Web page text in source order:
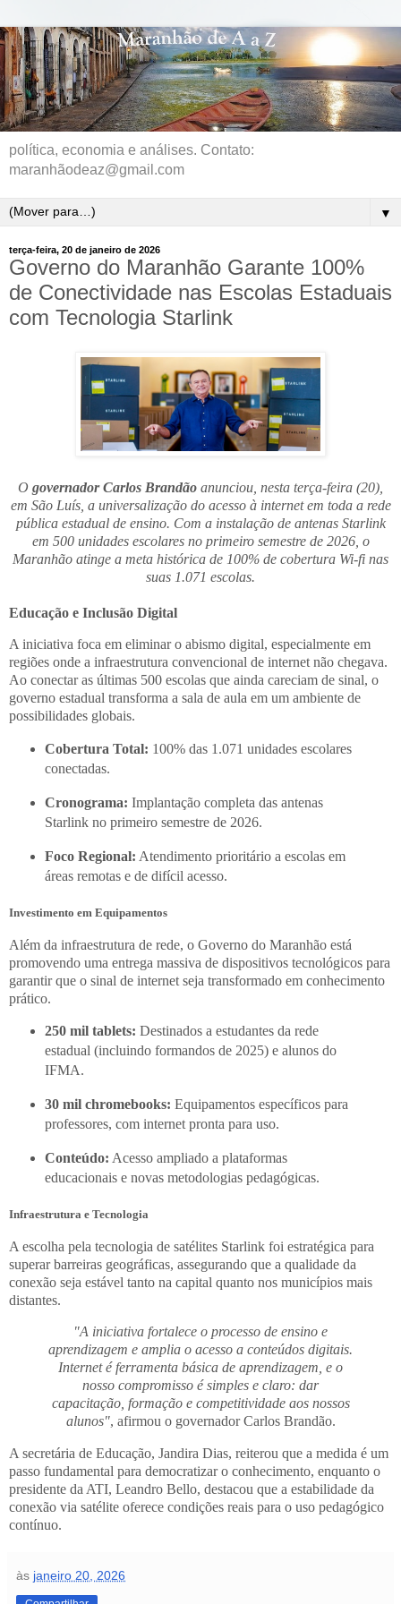
política, economia e análises. Contato:
maranhãodeaz@gmail.com
▼
terça-feira, 20 de janeiro de 2026
Governo do Maranhão Garante 100%
de Conectividade nas Escolas Estaduais
com Tecnologia Starlink
O governador Carlos Brandão anunciou, nesta terça-feira (20),
em São Luís, a universalização do acesso à internet em toda a rede
pública estadual de ensino. Com a instalação de antenas Starlink
em 500 unidades escolares no primeiro semestre de 2026, o
Maranhão atinge a meta histórica de 100% de cobertura Wi-fi nas
suas 1.071 escolas.
Educação e Inclusão Digital
A iniciativa foca em eliminar o abismo digital, especialmente em
regiões onde a infraestrutura convencional de internet não chegava.
Ao conectar as últimas 500 escolas que ainda careciam de sinal, o
governo estadual transforma a sala de aula em um ambiente de
possibilidades globais.
Cobertura Total: 100% das 1.071 unidades escolares
conectadas.
Cronograma: Implantação completa das antenas
Starlink no primeiro semestre de 2026.
Foco Regional: Atendimento prioritário a escolas em
áreas remotas e de difícil acesso.
Investimento em Equipamentos
Além da infraestrutura de rede, o Governo do Maranhão está
promovendo uma entrega massiva de dispositivos tecnológicos para
garantir que o sinal de internet seja transformado em conhecimento
prático.
250 mil tablets: Destinados a estudantes da rede
estadual (incluindo formandos de 2025) e alunos do
IFMA.
30 mil chromebooks: Equipamentos específicos para
professores, com internet pronta para uso.
Conteúdo: Acesso ampliado a plataformas
educacionais e novas metodologias pedagógicas.
Infraestrutura e Tecnologia
A escolha pela tecnologia de satélites Starlink foi estratégica para
superar barreiras geográficas, assegurando que a qualidade da
conexão seja estável tanto na capital quanto nos municípios mais
distantes.
"A iniciativa fortalece o processo de ensino e
aprendizagem e amplia o acesso a conteúdos digitais.
Internet é ferramenta básica de aprendizagem, e o
nosso compromisso é simples e claro: dar
capacitação, formação e competitividade aos nossos
alunos", afirmou o governador Carlos Brandão.
A secretária de Educação, Jandira Dias, reiterou que a medida é um
passo fundamental para democratizar o conhecimento, enquanto o
presidente da ATI, Leandro Bello, destacou que a estabilidade da
conexão via satélite oferece condições reais para o uso pedagógico
contínuo.
às janeiro 20, 2026